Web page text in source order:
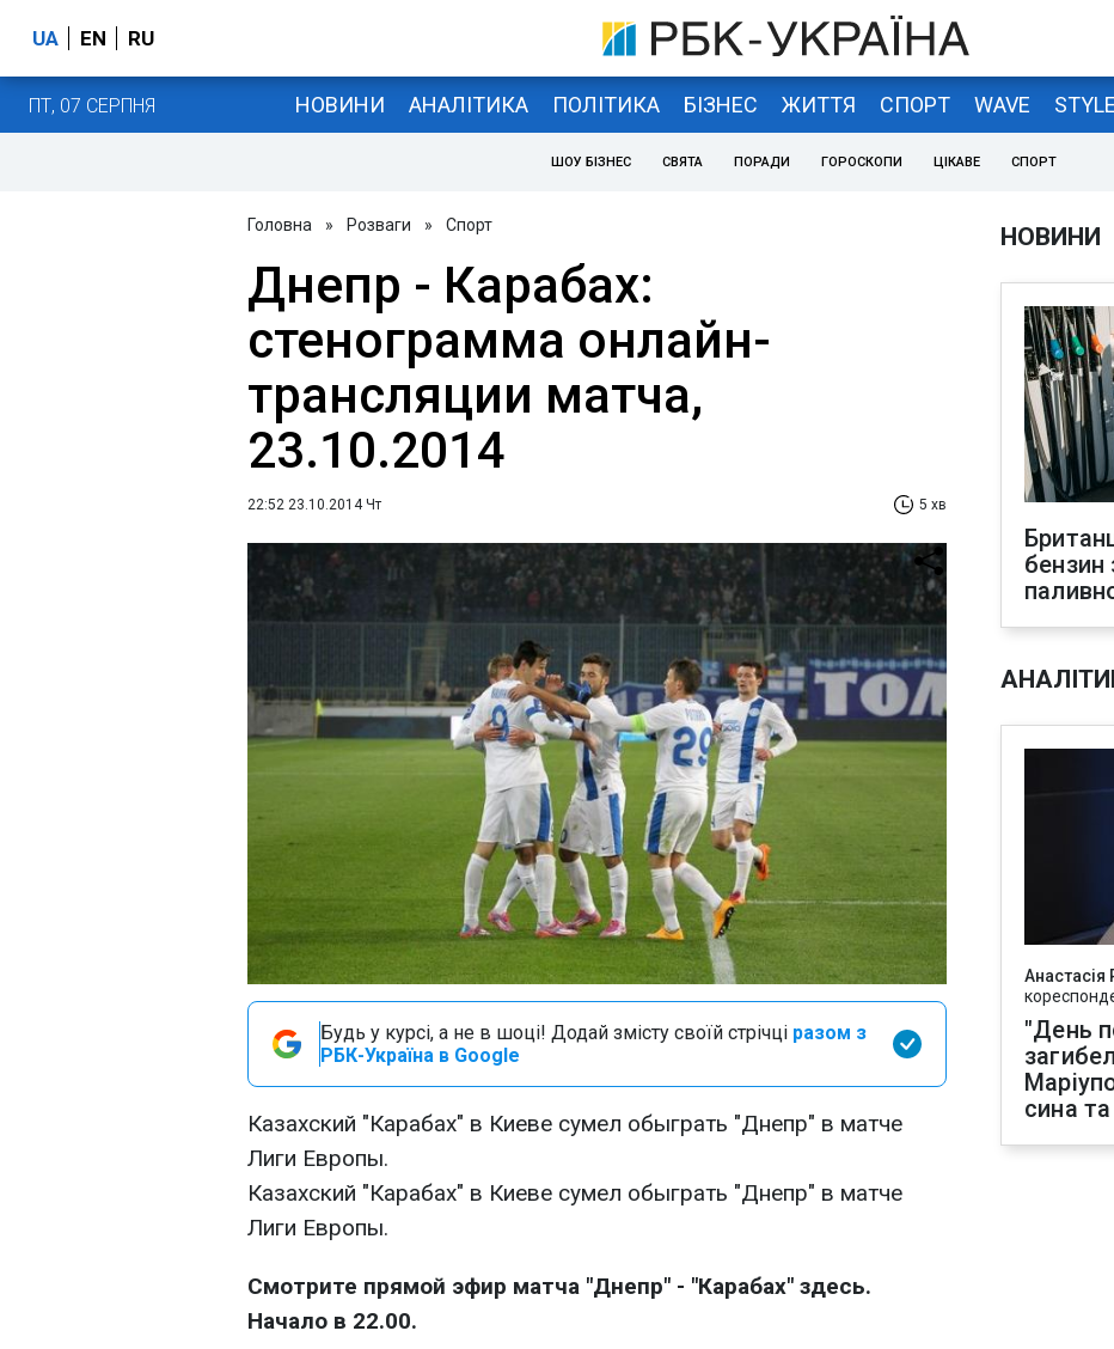
UA EN RU
ПТ, 07 СЕРПНЯ НОВИНИ АНАЛІТИКА ПОЛІТИКА БІЗНЕС ЖИТТЯ СПОРТ WAVE
ШОУ БІЗНЕС СВЯТА ПОРАДИ ГОРОСКОПИ ЦІКАВЕ СПОРТ
Головна » Розваги » Спорт
Днепр - Карабах:
стенограмма онлайн-
трансляции матча,
23.10.2014
22:52 23.10.2014 Чт 5 хв
Будь у курсі, а не в шоці! Додай змісту своїй стрічці разом з
РБК-Україна в Google
Казахский "Карабах" в Киеве сумел обыграть "Днепр" в матче
Лиги Европы.
Казахский "Карабах" в Киеве сумел обыграть "Днепр" в матче
Лиги Европы.
Смотрите прямой эфир матча "Днепр" - "Карабах" здесь.
Начало в 22.00.
НОВИНИ
бензин
Анастасія
"День
сина